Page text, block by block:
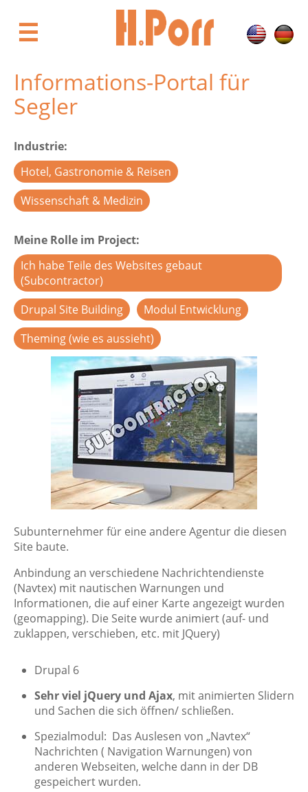
zum
Inhalt☰
Informations-Portal für
Segler
Industrie
Hotel, Gastronomie & Reisen
Wissenschaft & Medizin
Meine Rolle im Project
Ich habe Teile des Websites gebaut
(Subcontractor)
Drupal Site Building
Modul Entwicklung
Theming (wie es aussieht)
Subunternehmer für eine andere Agentur die diesen
Site baute.
Anbindung an verschiedene Nachrichtendienste
(Navtex) mit nautischen Warnungen und
Informationen, die auf einer Karte angezeigt wurden
(geomapping). Die Seite wurde animiert (auf- und
zuklappen, verschieben, etc. mit JQuery)
Drupal 6
Sehr viel jQuery und Ajax, mit animierten Slidern
und Sachen die sich öffnen/ schließen.
Spezialmodul: Das Auslesen von „Navtex“
Nachrichten ( Navigation Warnungen) von
anderen Webseiten, welche dann in der DB
gespeichert wurden.